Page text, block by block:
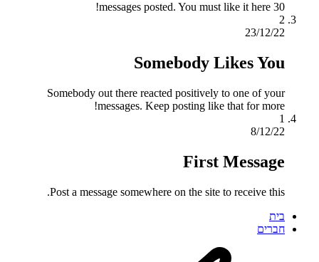
30 messages posted. You must like it here!
2
23/12/22
Somebody Likes You
Somebody out there reacted positively to one of your
messages. Keep posting like that for more!
1
8/12/22
First Message
Post a message somewhere on the site to receive this.
בית
חברים